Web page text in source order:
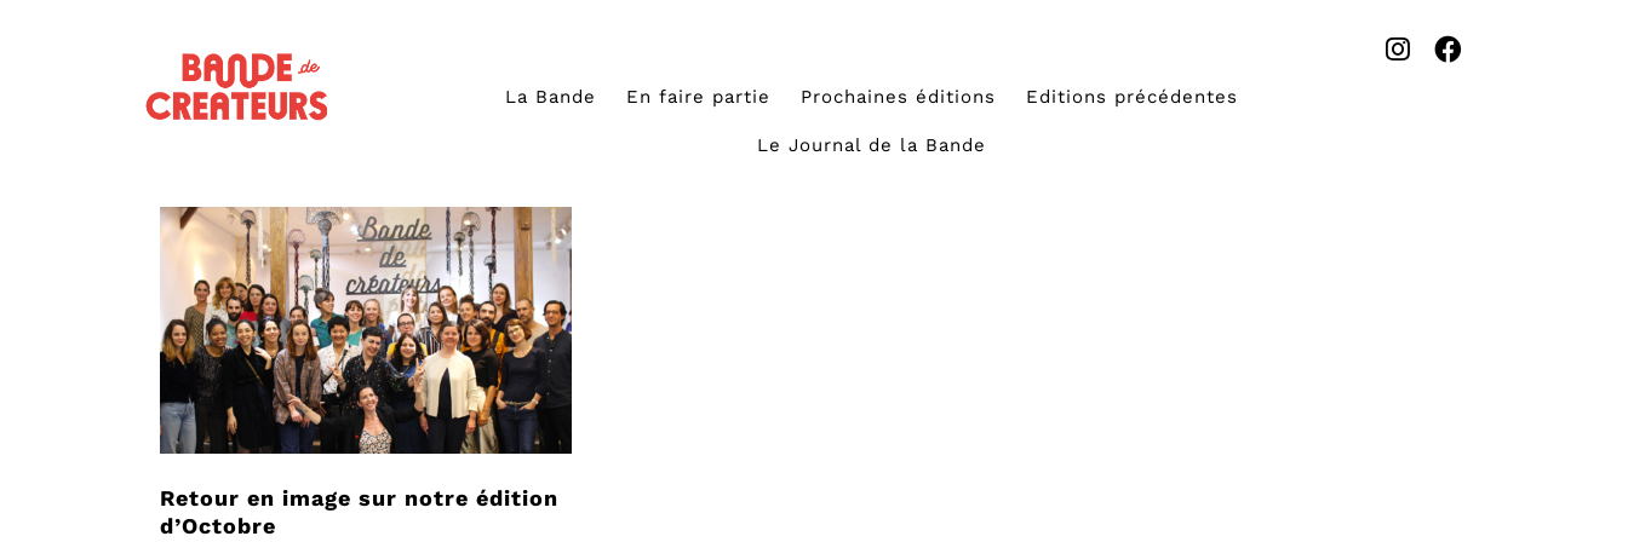
La Bande En faire partie Prochaines éditions Editions précédentes
Le Journal de la Bande
Retour en image sur notre édition
d’Octobre